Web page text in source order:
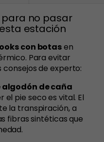
no pasar
estación
con botasen
Para evitar
consejos de experto:
de caña
pie seco es vital. El
la transpiración, a
fibras sintéticas que